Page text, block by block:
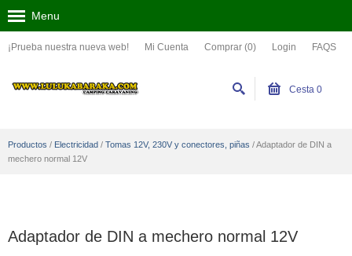
¡Prueba nuestra nueva web! Mi Cuenta Comprar (0) Login FAQS
Menu
Cesta 0
Productos / Electricidad / Tomas 12V, 230V y conectores, piñas /Adaptador de DIN a
mechero normal 12V
Adaptador de DIN a mechero normal 12V